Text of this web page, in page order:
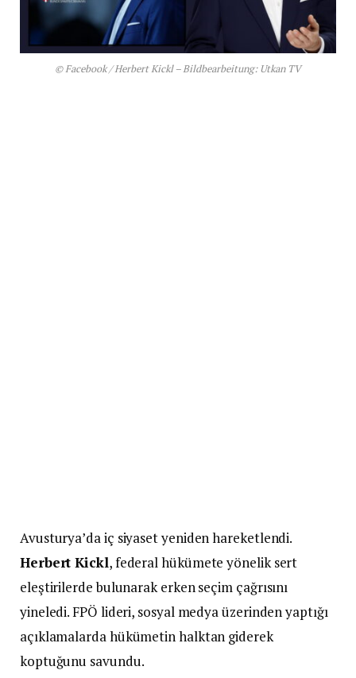
© Facebook / Herbert Kickl – Bildbearbeitung: Utkan TV
Avusturya’da iç siyaset yeniden hareketlendi.
Herbert Kickl, federal hükümete yönelik sert
eleştirilerde bulunarak erken seçim çağrısını
yineledi. FPÖ lideri, sosyal medya üzerinden yaptığı
açıklamalarda hükümetin halktan giderek
koptuğunu savundu.